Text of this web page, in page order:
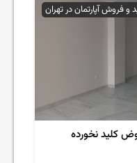
و فروش آپارتمان در تهران